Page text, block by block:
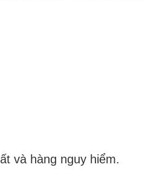
và hàng nguy hiểm.